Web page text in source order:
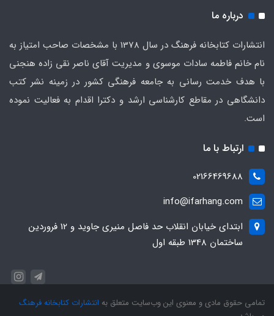
درباره ما
انتشارات کتابخانه فرهنگ در سال 1378 با مشخصات صاحب امتیاز به
نام خانم فاطمه سادات موسوی و مدیریت آقای ناصر نقی زاده هنجنی
با هدف خدمت رسانی به جامعه فرهنگی کشور در زمینه نشر کتب
دانشگاهی در مقاطع کارشناسی ارشد و دکترا اقدام به فعالیت نموده
است.
ارتباط با ما
02166469688
info@ifarhang.com
ابتداي خيابان انقلاب حد فاصل منيري جاويد و 12 فروردين
ساختمان 1348 طبقه اول
تمامی حقوق مادی و معنوی این وب‌سایت متعلق به انتشارات کتابخانه فرهنگ